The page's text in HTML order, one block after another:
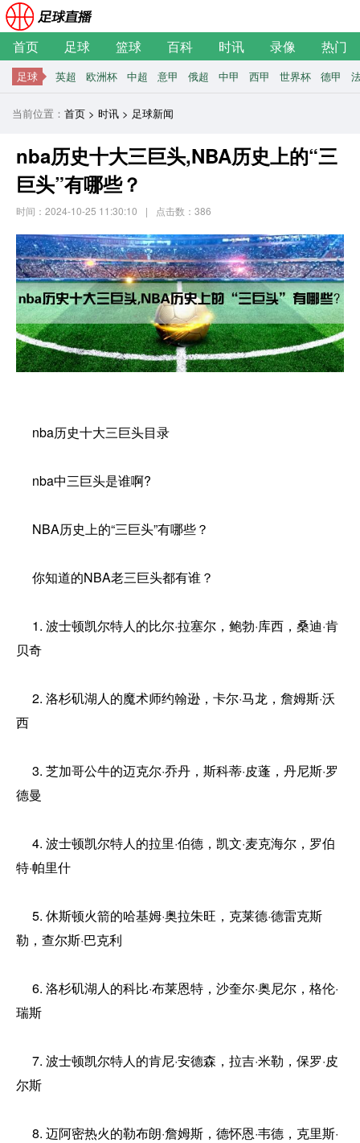
首页 足球 篮球 百科 时讯 录像 热门
足球 英超 欧洲杯 中超 意甲 俄超 中甲 西甲 世界杯 德甲
当前位置： 首页 > 时讯 > 足球新闻
nba历史十大三巨头,NBA历史上的“三
巨头”有哪些？
时间：2024-10-25 11:30:10 | 点击数： 386
nba历史十大三巨头目录
nba中三巨头是谁啊?
NBA历史上的“三巨头”有哪些？
你知道的NBA老三巨头都有谁？
1. 波士顿凯尔特人的比尔·拉塞尔，鲍勃·库西，桑迪·肯
贝奇
2. 洛杉矶湖人的魔术师约翰逊，卡尔·马龙，詹姆斯·沃
西
3. 芝加哥公牛的迈克尔·乔丹，斯科蒂·皮蓬，丹尼斯·罗
德曼
4. 波士顿凯尔特人的拉里·伯德，凯文·麦克海尔，罗伯
特·帕里什
5. 休斯顿火箭的哈基姆·奥拉朱旺，克莱德·德雷克斯
勒，查尔斯·巴克利
6. 洛杉矶湖人的科比·布莱恩特，沙奎尔·奥尼尔，格伦·
瑞斯
7. 波士顿凯尔特人的肯尼·安德森，拉吉·米勒，保罗·皮
尔斯
8. 迈阿密热火的勒布朗·詹姆斯，德怀恩·韦德，克里斯·